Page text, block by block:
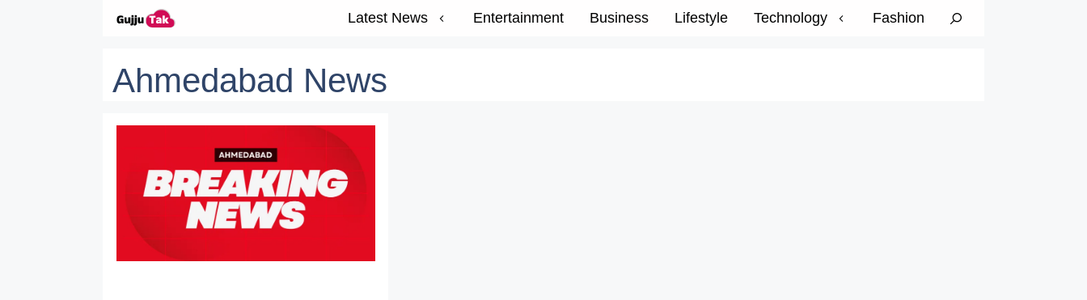
Latest News Entertainment Business Lifestyle Technology Fashion
Ahmedabad News